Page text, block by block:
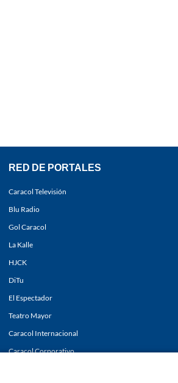
RED DE PORTALES
Caracol Televisión
Blu Radio
Gol Caracol
La Kalle
HJCK
DiTu
El Espectador
Teatro Mayor
Caracol Internacional
Caracol Corporativo